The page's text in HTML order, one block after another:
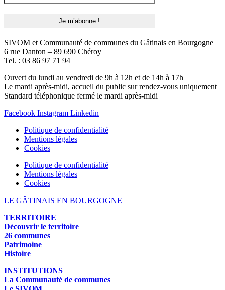
SIVOM et Communauté de communes du Gâtinais en Bourgogne
6 rue Danton – 89 690 Chéroy
Tel. : 03 86 97 71 94
Ouvert du lundi au vendredi de 9h à 12h et de 14h à 17h
Le mardi après-midi, accueil du public sur rendez-vous uniquement
Standard téléphonique fermé le mardi après-midi
Facebook Instagram Linkedin
Politique de confidentialité
Mentions légales
Cookies
Politique de confidentialité
Mentions légales
Cookies
LE GÂTINAIS EN BOURGOGNE
TERRITOIRE
Découvrir le territoire
26 communes
Patrimoine
Histoire
INSTITUTIONS
La Communauté de communes